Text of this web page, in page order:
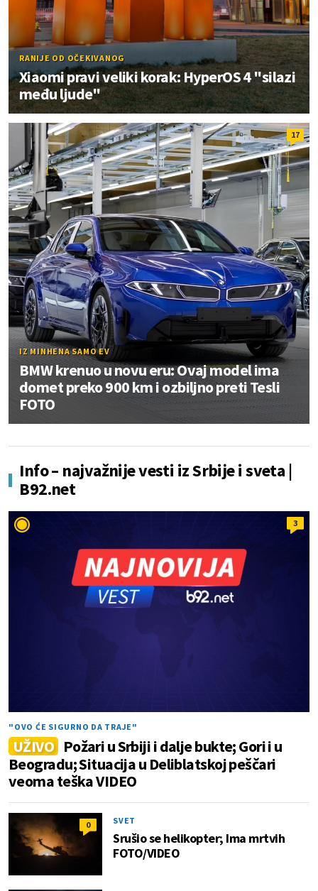
RANIJE OD OČEKIVANOG
Xiaomi pravi veliki korak: HyperOS 4 "silazi
među ljude"
17
IZ MINHENA SAMO EV
BMW krenuo u novu eru: Ovaj model ima
domet preko 900 km i ozbiljno preti Tesli
FOTO
Info – najvažnije vesti iz Srbije i sveta |
B92.net
3
"OVO ĆE SIGURNO DA TRAJE"
UŽIVO Požari u Srbiji i dalje bukte; Gori i u
Beogradu; Situacija u Deliblatskoj peščari
veoma teška VIDEO
0 SVET
Srušio se helikopter; Ima mrtvih
FOTO/VIDEO